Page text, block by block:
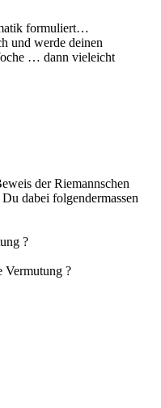
formuliert…
und werde deinen
… dann vieleicht
der Riemannschen
dabei folgendermassen
?
Vermutung ?